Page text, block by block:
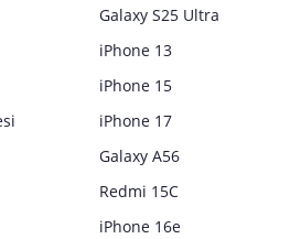
Galaxy S25 Ultra
iPhone 13
iPhone 15
iPhone 17
Galaxy A56
Redmi 15C
iPhone 16e